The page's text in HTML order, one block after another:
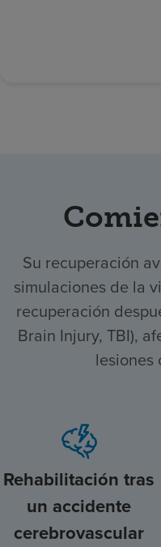
Su recuperación
simulaciones de la
recuperación
Brain Injury, TBI),
lesiones
Rehabilitación tras
un accidente
cerebrovascular